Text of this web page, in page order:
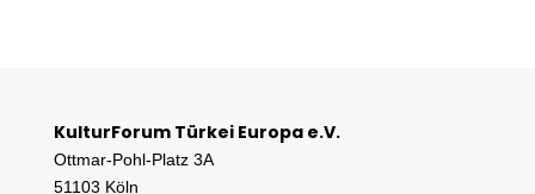
KulturForum Türkei Europa e.V.
Ottmar-Pohl-Platz 3A
51103 Köln